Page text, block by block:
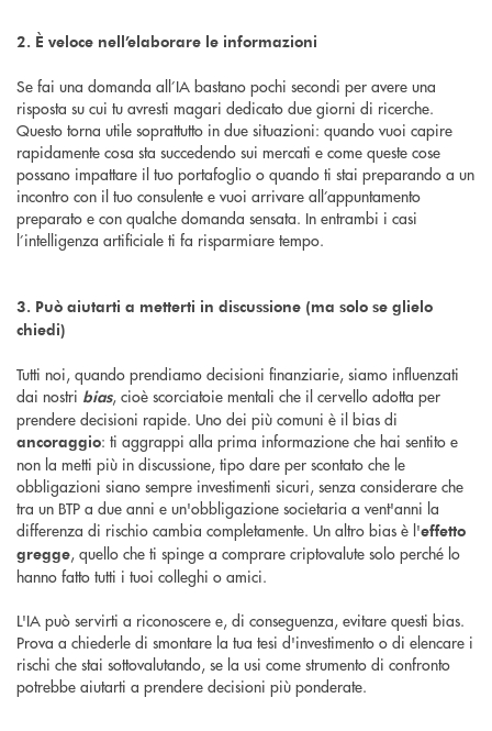
2. È veloce nell’elaborare le informazioni
Se fai una domanda all’IA bastano pochi secondi per avere una
risposta su cui tu avresti magari dedicato due giorni di ricerche.
Questo torna utile soprattutto in due situazioni: quando vuoi capire
rapidamente cosa sta succedendo sui mercati e come queste cose
possano impattare il tuo portafoglio o quando ti stai preparando a un
incontro con il tuo consulente e vuoi arrivare all’appuntamento
preparato e con qualche domanda sensata. In entrambi i casi
l’intelligenza artificiale ti fa risparmiare tempo.
3. Può aiutarti a metterti in discussione (ma solo se glielo
chiedi)
Tutti noi, quando prendiamo decisioni finanziarie, siamo influenzati
dai nostri bias, cioè scorciatoie mentali che il cervello adotta per
prendere decisioni rapide. Uno dei più comuni è il bias di
ancoraggio: ti aggrappi alla prima informazione che hai sentito e
non la metti più in discussione, tipo dare per scontato che le
obbligazioni siano sempre investimenti sicuri, senza considerare che
tra un BTP a due anni e un'obbligazione societaria a vent'anni la
differenza di rischio cambia completamente. Un altro bias è l'effetto
gregge, quello che ti spinge a comprare criptovalute solo perché lo
hanno fatto tutti i tuoi colleghi o amici.
L'IA può servirti a riconoscere e, di conseguenza, evitare questi bias.
Prova a chiederle di smontare la tua tesi d'investimento o di elencare i
rischi che stai sottovalutando, se la usi come strumento di confronto
potrebbe aiutarti a prendere decisioni più ponderate.